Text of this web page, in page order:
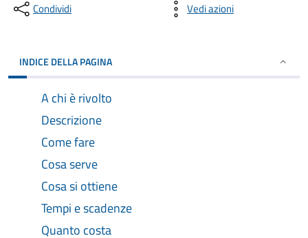
Condividi Vedi azioni
INDICE DELLA PAGINA
A chi è rivolto
Descrizione
Come fare
Cosa serve
Cosa si ottiene
Tempi e scadenze
Quanto costa